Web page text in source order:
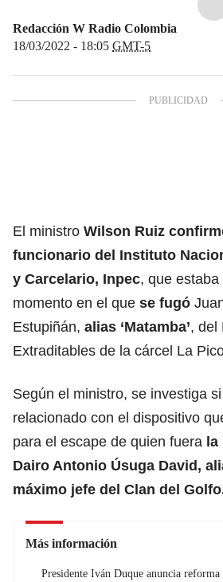
Redacción W Radio Colombia
18/03/2022 - 18:05 GMT-5
El ministro Wilson Ruiz
funcionario del Instituto
y Carcelario, Inpec, que
momento en el que se fugó
Estupiñán, alias ‘Matamba’, del
Extraditables de la cárcel La
Según el ministro, se investiga
relacionado con el dispositivo
para el escape de quien fuera la
Dairo Antonio Úsuga David,
máximo jefe del Clan del
Más información
Presidente Iván Duque anuncia